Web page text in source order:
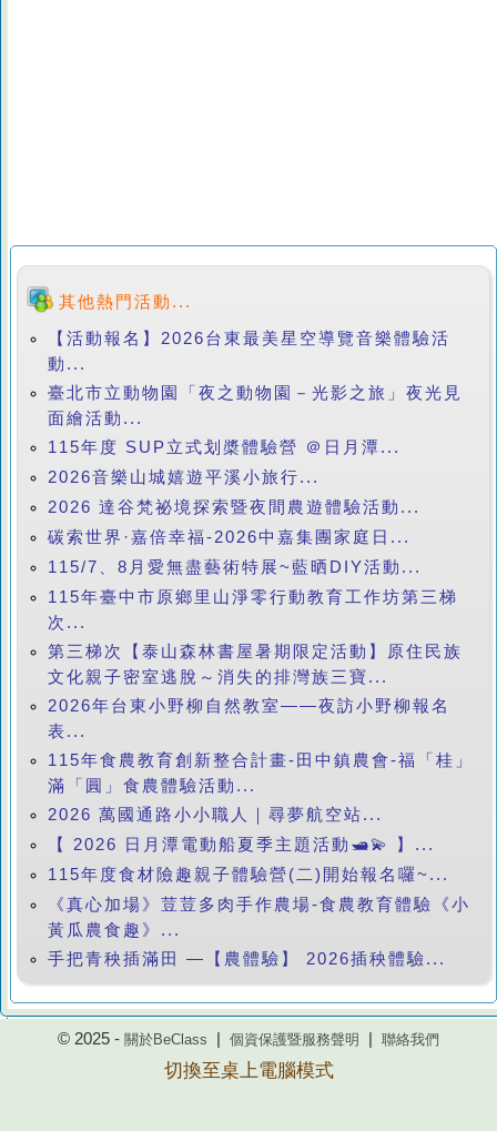
其他熱門活動...
【活動報名】2026台東最美星空導覽音樂體驗活
動...
臺北市立動物園「夜之動物園－光影之旅」夜光見
面繪活動...
115年度 SUP立式划槳體驗營 ＠日月潭...
2026音樂山城嬉遊平溪小旅行...
2026 達谷梵祕境探索暨夜間農遊體驗活動...
碳索世界·嘉倍幸福-2026中嘉集團家庭日...
115/7、8月愛無盡藝術特展~藍晒DIY活動...
115年臺中市原鄉里山淨零行動教育工作坊第三梯
次...
第三梯次【泰山森林書屋暑期限定活動】原住民族
文化親子密室逃脫～消失的排灣族三寶...
2026年台東小野柳自然教室——夜訪小野柳報名
表...
115年食農教育創新整合計畫-田中鎮農會-福「桂」
滿「圓」食農體驗活動...
2026 萬國通路小小職人｜尋夢航空站...
【 2026 日月潭電動船夏季主題活動🛥️💫 】...
115年度食材險趣親子體驗營(二)開始報名囉~...
《真心加場》荳荳多肉手作農場-食農教育體驗《小
黃瓜農食趣》...
手把青秧插滿田 —【農體驗】 2026插秧體驗...
© 2025 - 關於BeClass 個資保護暨服務聲明 聯絡我們
切換至桌上電腦模式